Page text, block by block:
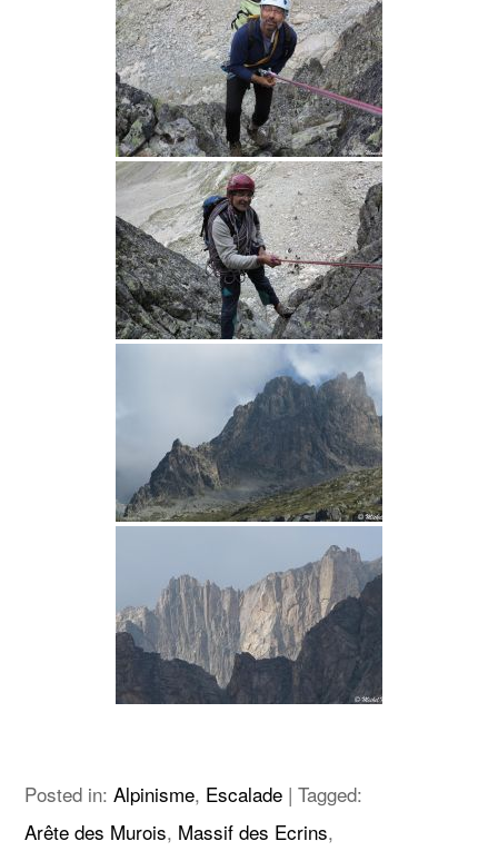
Posted in:Alpinisme, Escalade |Tagged:
Arête des Murois, Massif des Ecrins,